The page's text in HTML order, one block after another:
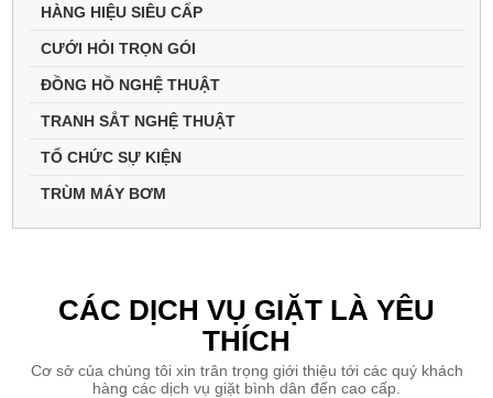
HÀNG HIỆU SIÊU CẤP
CƯỚI HỎI TRỌN GÓI
ĐỒNG HỒ NGHỆ THUẬT
TRANH SẮT NGHỆ THUẬT
TỔ CHỨC SỰ KIỆN
TRÙM MÁY BƠM
CÁC DỊCH VỤ GIẶT LÀ YÊU
THÍCH
Cơ sở của chúng tôi xin trân trọng giới thiệu tới các quý khách
hàng các dịch vụ giặt bình dân đến cao cấp.